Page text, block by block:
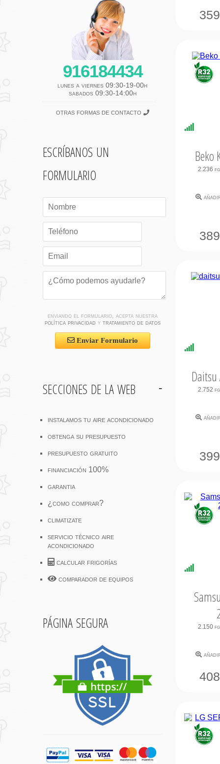
916184434
lunes a viernes 09:30-19-00h
sabados 09:30-14:00h
otras formas de contacto
escríbanos un
formulario
enviando el formulario, acepta nuestra
política privacidad y tratamiento de datos
Enviar Formulario
secciones de la web
instalamos tu aire acondicionado
obtenga su presupuesto
presupuesto gratuito
financiación 100%
garantia
¿como comprar?
climatizate
servicio técnico aire
acondicionado
calcular frigorías
comparador de equipos
página segura
359
Beko
2.236
389
Daitsu
2.752
399
2.150
408